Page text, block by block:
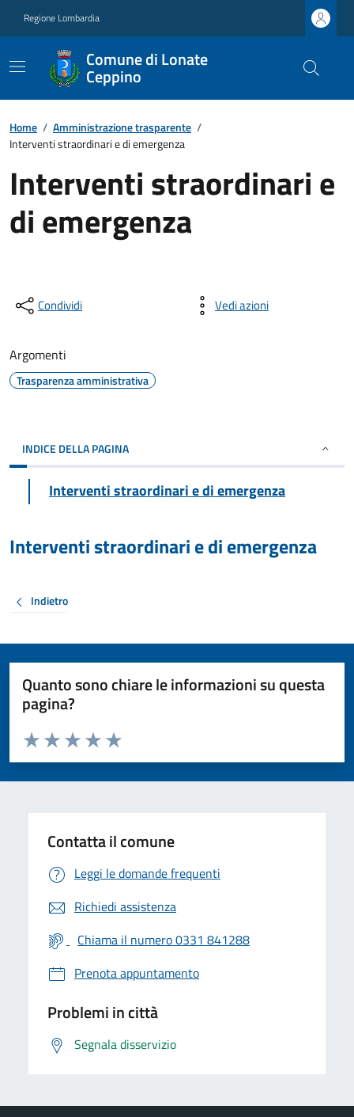
Regione Lombardia
Comune di Lonate
Ceppino
Home / Amministrazione trasparente /
Interventi straordinari e di emergenza
Interventi straordinari e
di emergenza
Condividi Vedi azioni
Argomenti
Trasparenza amministrativa
INDICE DELLA PAGINA
Interventi straordinari e di emergenza
Interventi straordinari e di emergenza
Indietro
Quanto sono chiare le informazioni su questa
pagina?
Valuta da 1 a 5 stelle la pagina
Valuta 5 stelle su 5
Valuta 4 stelle su 5
Valuta 3 stelle su 5
Valuta 2 stelle su 5
Valuta 1 stelle su 5
Contatta il comune
Leggi le domande frequenti
Richiedi assistenza
Chiama il numero 0331 841288
Prenota appuntamento
Problemi in città
Segnala disservizio